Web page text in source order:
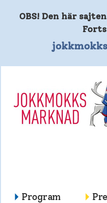
OBS! Den här
Program